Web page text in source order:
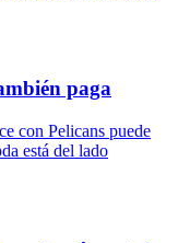
paga
con Pelicans puede
está del lado